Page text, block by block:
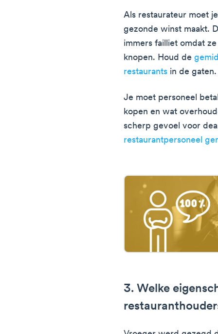
Als restaurateur moet
gezonde winst maakt.
immers failliet omdat
knopen. Houd de
restaurants in de gaten.
Je moet personeel
kopen en wat
scherp gevoel voor
restaurantpersoneel
3. Welke